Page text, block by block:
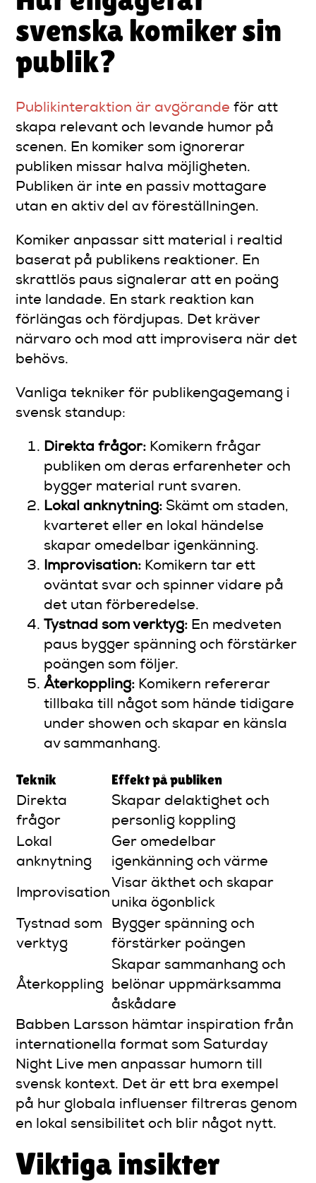
svenska komiker sin
publik?
Publikinteraktion är avgörande för att
skapa relevant och levande humor på
scenen. En komiker som ignorerar
publiken missar halva möjligheten.
Publiken är inte en passiv mottagare
utan en aktiv del av föreställningen.
Komiker anpassar sitt material i realtid
baserat på publikens reaktioner. En
skrattlös paus signalerar att en poäng
inte landade. En stark reaktion kan
förlängas och fördjupas. Det kräver
närvaro och mod att improvisera när det
behövs.
Vanliga tekniker för publikengagemang i
svensk standup:
Direkta frågor: Komikern frågar
publiken om deras erfarenheter och
bygger material runt svaren.
Lokal anknytning: Skämt om staden,
kvarteret eller en lokal händelse
skapar omedelbar igenkänning.
Improvisation: Komikern tar ett
oväntat svar och spinner vidare på
det utan förberedelse.
Tystnad som verktyg: En medveten
paus bygger spänning och förstärker
poängen som följer.
Återkoppling: Komikern refererar
tillbaka till något som hände tidigare
under showen och skapar en känsla
av sammanhang.
Teknik Effekt på publiken
Direkta
frågor
Skapar delaktighet och
personlig koppling
Lokal
anknytning
Ger omedelbar
igenkänning och värme
Improvisation
Visar äkthet och skapar
unika ögonblick
Tystnad som
verktyg
Bygger spänning och
förstärker poängen
Återkoppling
Skapar sammanhang och
belönar uppmärksamma
åskådare
Babben Larsson hämtar inspiration från
internationella format som Saturday
Night Live men anpassar humorn till
svensk kontext. Det är ett bra exempel
på hur globala influenser filtreras genom
en lokal sensibilitet och blir något nytt.
Viktiga insikter